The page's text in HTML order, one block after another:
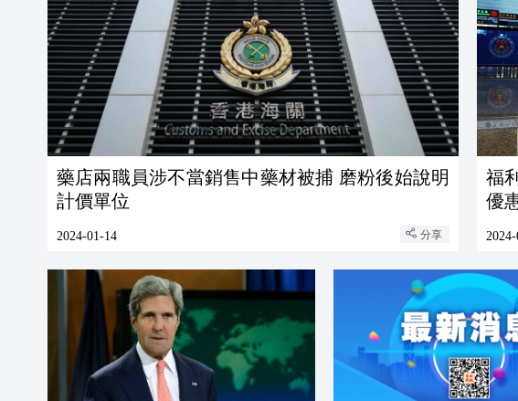
藥店兩職員涉不當銷售中藥材被捕 磨粉後始說明
計價單位
2024-01-14 分享
福
優